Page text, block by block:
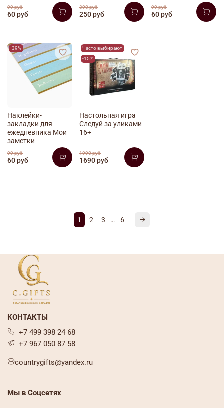
99 руб
60 руб
390 руб
250 руб
99 руб
60 руб
-39%
Наклейки-
закладки для
ежедневника Мои
заметки
99 руб
60 руб
Часто выбирают
-15%
Настольная игра
Следуй за уликами
16+
1990 руб
1690 руб
1 2 3 … 6
КОНТАКТЫ
+7 499 398 24 68
+7 967 050 87 58
countrygifts@yandex.ru
Мы в Соцсетях